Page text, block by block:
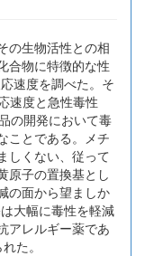
の生物活性との相
合物に特徴的な性
速度を調べた。そ
速度と急性毒性
の開発において毒
ことである。メチ
しくない、従って
原子の置換基とし
の面から望ましか
大幅に毒性を軽減
アレルギー薬であ
た。